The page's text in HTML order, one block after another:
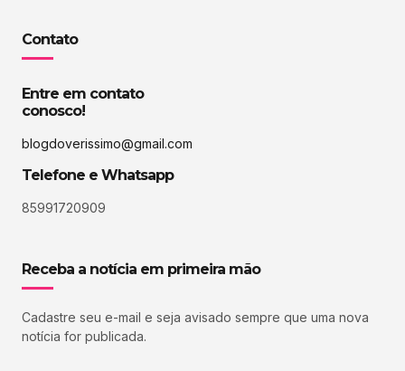
Contato
Entre em contato
conosco!
blogdoverissimo@gmail.com
Telefone e Whatsapp
85991720909
Receba a notícia em primeira mão
Cadastre seu e-mail e seja avisado sempre que uma nova
notícia for publicada.